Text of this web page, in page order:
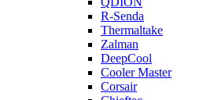
R-Senda
Thermaltake
Zalman
DeepCool
Cooler Master
Corsair